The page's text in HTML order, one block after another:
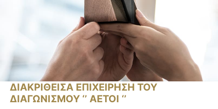
ΔΙΑΚΡΙΘΕΙΣΑ ΕΠΙΧΕΙΡΗΣΗ ΤΟΥ
ΔΙΑΓΩΝΙΣΜΟΥ ‘’ ΑΕΤΟΙ ‘’